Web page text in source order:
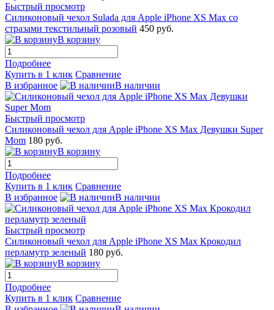
Быстрый просмотр
Силиконовый чехол Sulada для Apple iPhone XS Max со
стразами текстильный розовый 450 руб.
В корзину
Подробнее
Купить в 1 клик Сравнение
В избранное
В наличии
Быстрый просмотр
Силиконовый чехол для Apple iPhone XS Max Девушки Super
Mom 180 руб.
В корзину
Подробнее
Купить в 1 клик Сравнение
В избранное
В наличии
Быстрый просмотр
Силиконовый чехол для Apple iPhone XS Max Крокодил
перламутр зеленый 180 руб.
В корзину
Подробнее
Купить в 1 клик Сравнение